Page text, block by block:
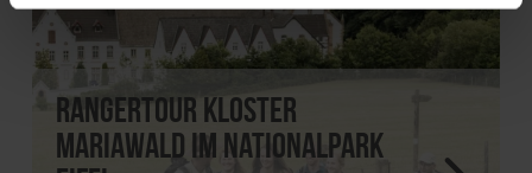
Rangertour Kloster
Mariawald im Nationalpark